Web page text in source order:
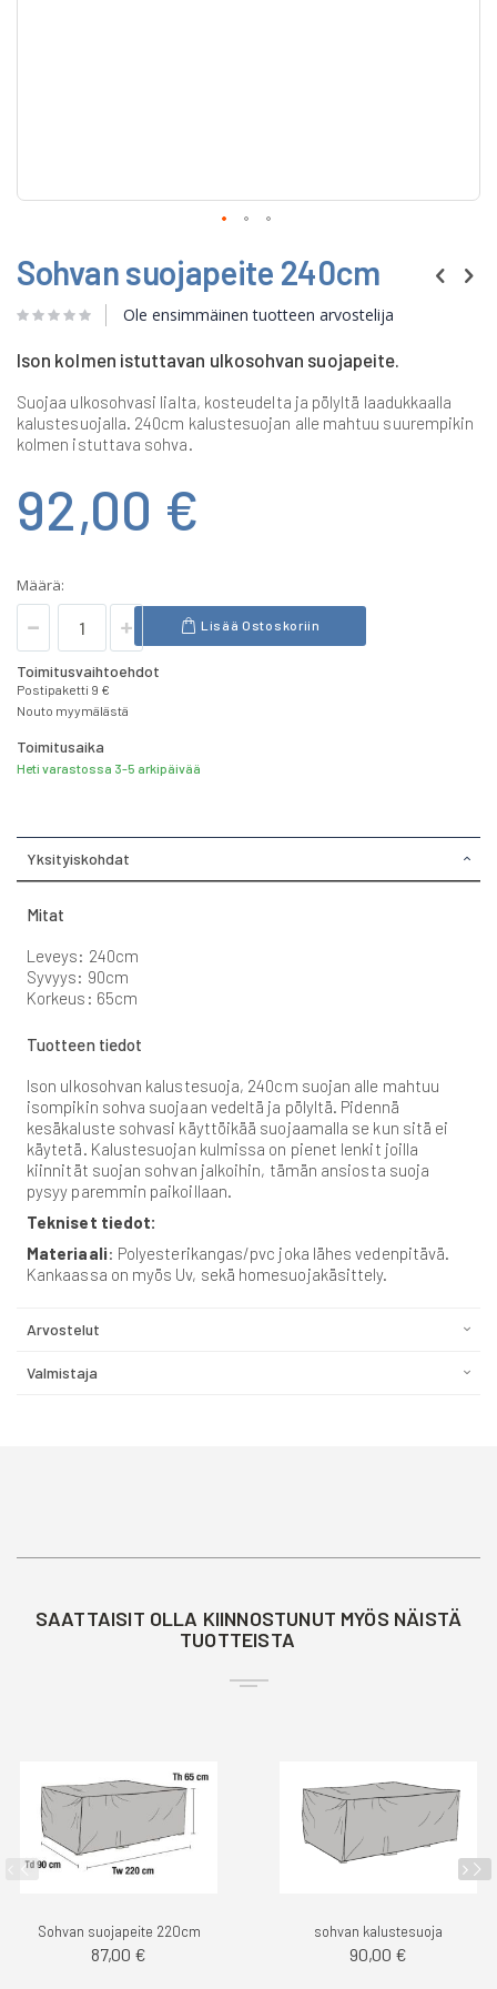
to
the
beginning
of
images
Sohvan suojapeite 240cm
Ole ensimmäinen tuotteen arvostelija
Ison kolmen istuttavan ulkosohvan suojapeite.
Suojaa ulkosohvasi lialta, kosteudelta ja pölyltä laadukkaalla
kalustesuojalla. 240cm kalustesuojan alle mahtuu suurempikin
kolmen istuttava sohva.
92,00 €
Määrä:
Lisää Ostoskoriin
Toimitusvaihtoehdot
Postipaketti 9 €
Nouto myymälästä
Toimitusaika
Heti varastossa 3-5 arkipäivää
Yksityiskohdat
Mitat
Leveys: 240cm
Syvyys: 90cm
Korkeus: 65cm
Tuotteen tiedot
Ison ulkosohvan kalustesuoja, 240cm suojan alle mahtuu
isompikin sohva suojaan vedeltä ja pölyltä. Pidennä
kesäkaluste sohvasi käyttöikää suojaamalla se kun sitä ei
käytetä. Kalustesuojan kulmissa on pienet lenkit joilla
kiinnität suojan sohvan jalkoihin, tämän ansiosta suoja
pysyy paremmin paikoillaan.
Tekniset tiedot:
Materiaali: Polyesterikangas/pvc joka lähes vedenpitävä.
Kankaassa on myös Uv, sekä homesuojakäsittely.
Arvostelut
Valmistaja
SAATTAISIT OLLA KIINNOSTUNUT MYÖS NÄISTÄ
TUOTTEISTA
Sohvan suojapeite 220cm
87,00 €
sohvan kalustesuoja
90,00 €